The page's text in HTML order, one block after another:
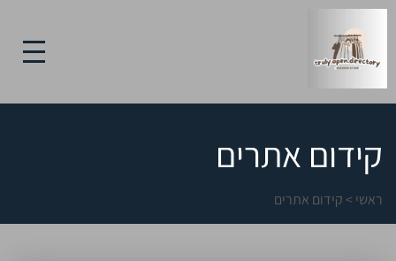
קידום אתרים
ראשי >קידום אתרים